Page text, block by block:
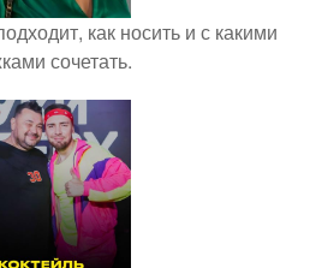
как носить и с какими
сочетать.